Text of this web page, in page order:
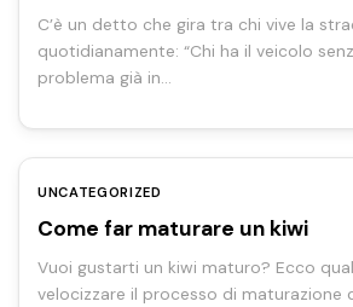
C’è un detto che gira tra chi vive la
quotidianamente: “Chi ha il veicolo
problema già in…
UNCATEGORIZED
Come far maturare un kiwi
Vuoi gustarti un kiwi maturo? Ecco
velocizzare il processo di maturazione